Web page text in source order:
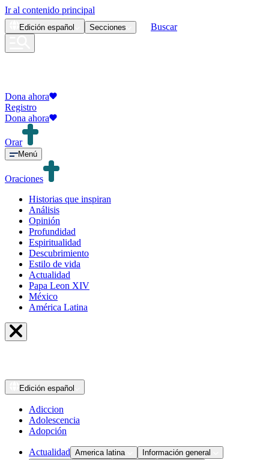
Ir al contenido principal
Edición español Secciones Buscar
Dona ahora
Registro
Dona ahora
Orar
Menú
Oraciones
Historias que inspiran
Análisis
Opinión
Profundidad
Espiritualidad
Descubrimiento
Estilo de vida
Actualidad
Papa Leon XIV
México
América Latina
Edición español
Adiccion
Adolescencia
Adopción
Actualidad America latina
Información general